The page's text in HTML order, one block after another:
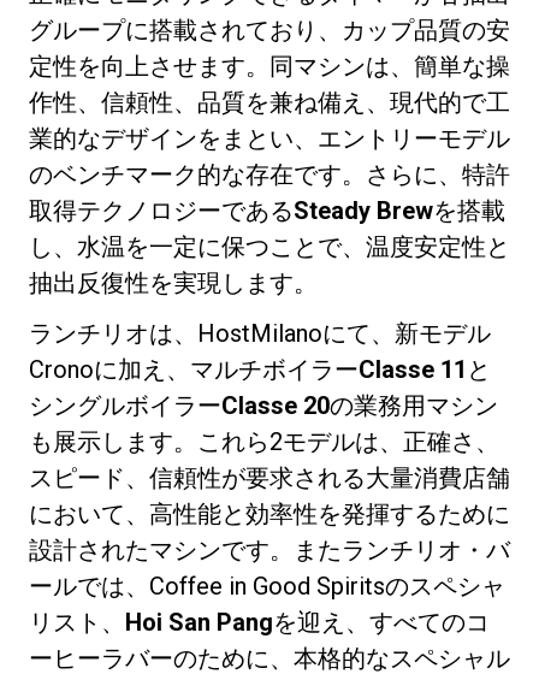
グループに搭載されており、カップ品質の安
定性を向上させます。同マシンは、簡単な操
作性、信頼性、品質を兼ね備え、現代的で工
業的なデザインをまとい、エントリーモデル
のベンチマーク的な存在です。さらに、特許
取得テクノロジーであるSteady Brewを搭載
し、水温を一定に保つことで、温度安定性と
抽出反復性を実現します。
ランチリオは、HostMilanoにて、新モデル
Cronoに加え、マルチボイラーClasse 11 と
シングルボイラーClasse 20の業務用マシン
も展示します。これら2モデルは、正確さ、
スピード、信頼性が要求される大量消費店舗
において、高性能と効率性を発揮するために
設計されたマシンです。またランチリオ・バ
ールでは、Coffee in Good Spiritsのスペシャ
リスト、 Hoi San Pangを迎え、すべてのコ
ーヒーラバーのために、本格的なスペシャル
プライバシーポリシー